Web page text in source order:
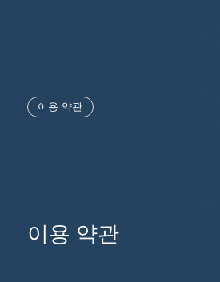
이용 약관
이용 약관